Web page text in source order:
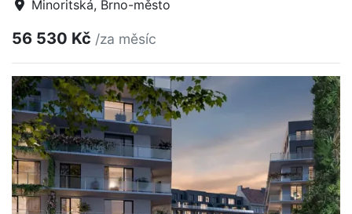
Minoritská, Brno-město
56 530 Kč /za měsíc